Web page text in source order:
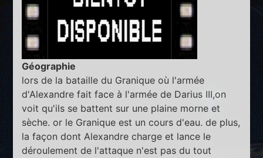
Géographie
lors de la bataille du Granique où l'armée
d'Alexandre fait face à l'armée de Darius III,on
voit qu'ils se battent sur une plaine morne et
sèche. or le Granique est un cours d'eau. de plus,
la façon dont Alexandre charge et lance le
déroulement de l'attaque n'est pas du tout